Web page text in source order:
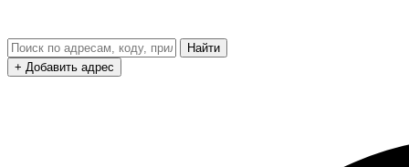
Найти
+ Добавить адрес